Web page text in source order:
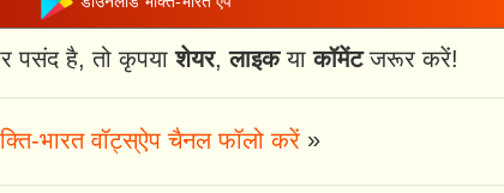
पसंद है, तो कृपयाशेयर,लाइकयाकॉमेंटजरूर करें!
भारत वॉट्स्ऐप चैनल फॉलो करें »